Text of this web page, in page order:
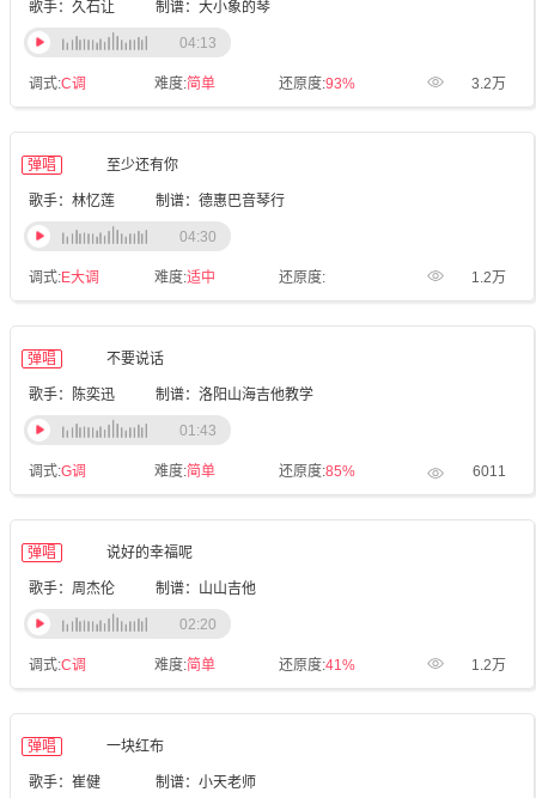
歌手：久石让 制谱：大小象的琴
调式:C调 难度:简单 还原度:93% 3.2万
04:13
弹唱 至少还有你
歌手：林忆莲 制谱：德惠巴音琴行
调式:E大调 难度:适中 还原度: 1.2万
04:30
弹唱 不要说话
歌手：陈奕迅 制谱：洛阳山海吉他教学
调式:G调 难度:简单 还原度:85% 6011
01:43
弹唱 说好的幸福呢
歌手：周杰伦 制谱：山山吉他
调式:C调 难度:简单 还原度:41% 1.2万
02:20
弹唱 一块红布
歌手：崔健 制谱：小天老师